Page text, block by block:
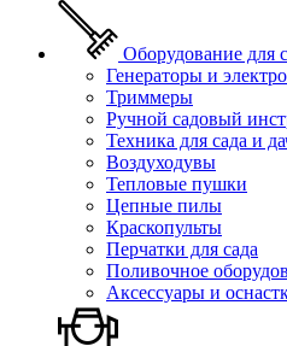
Оборудование для
Генераторы и
Триммеры
Ручной садовый
Техника для сада и
Воздуходувы
Тепловые пушки
Цепные пилы
Краскопульты
Перчатки для сада
Поливочное
Аксессуары и